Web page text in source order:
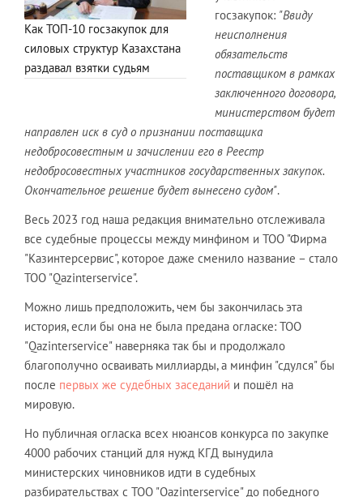
Как ТОП-10 госзакупок для
силовых структур Казахстана
раздавал взятки судьям
госзакупок: "Ввиду
неисполнения
обязательств
поставщиком в рамках
заключенного договора,
министерством будет
направлен иск в суд о признании поставщика
недобросовестным и зачислении его в Реестр
недобросовестных участников государственных закупок.
Окончательное решение будет вынесено судом".
Весь 2023 год наша редакция внимательно отслеживала
все судебные процессы между минфином и ТОО "Фирма
"Казинтерсервис", которое даже сменило название – стало
ТОО "Qazinterservice".
Можно лишь предположить, чем бы закончилась эта
история, если бы она не была предана огласке: ТОО
"Qazinterservice" наверняка так бы и продолжало
благополучно осваивать миллиарды, а минфин "сдулся" бы
после первых же судебных заседаний и пошёл на
мировую.
Но публичная огласка всех нюансов конкурса по закупке
4000 рабочих станций для нужд КГД вынудила
министерских чиновников идти в судебных
разбирательствах с ТОО "Qazinterservice" до победного